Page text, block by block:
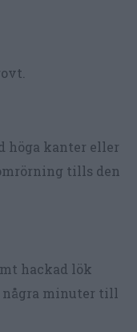
höga kanter eller
tills den
hackad lök
några minuter till